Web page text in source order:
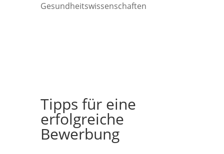
Gesundheitswissenschaften
Tipps für eine
erfolgreiche
Bewerbung